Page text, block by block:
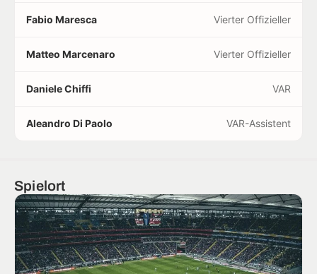
Fabio Maresca Vierter Offizieller
Matteo Marcenaro Vierter Offizieller
Daniele Chiffi VAR
Aleandro Di Paolo VAR-Assistent
Spielort